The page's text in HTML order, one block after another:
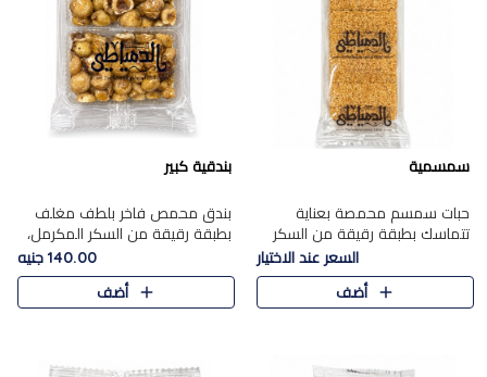
سمسمية
حبات سمسم محمصة بعناية
تتماسك بطبقة رقيقة من السكر
المكرمل، لتقدم طعم السمسم
المميز وقرمشتة التي ارتبطت ببهجة
المولد عبر الأجيال.
السعر عند الاختيار
أضف
بندقية كبير
بندق محمص فاخر بلطف مغلف
بطبقة رقيقة من السكر المكرمل،
يجمع بين النكهة الغنية ناتي
والقرمشة الراقية المرضية في
حلوى شرقية أنيقه بطابع مميز.
140.00 جنيه
أضف